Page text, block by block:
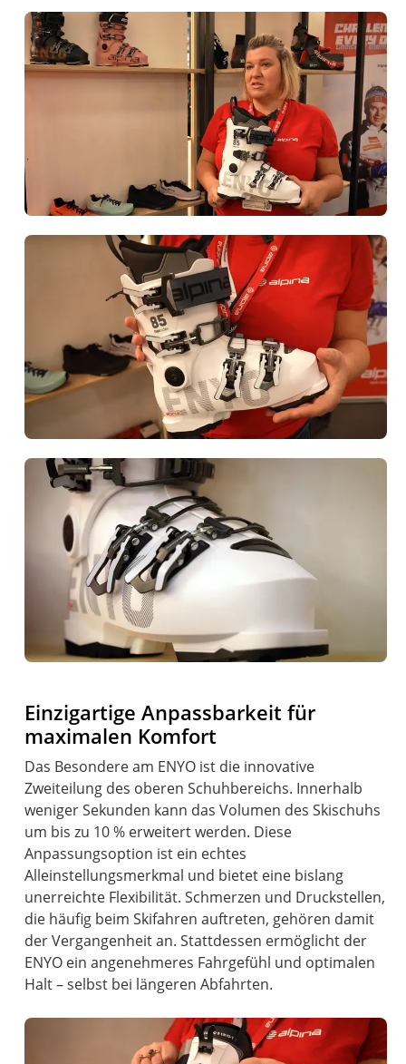
Einzigartige Anpassbarkeit für
maximalen Komfort
Das Besondere am ENYO ist die innovative
Zweiteilung des oberen Schuhbereichs. Innerhalb
weniger Sekunden kann das Volumen des Skischuhs
um bis zu 10 % erweitert werden. Diese
Anpassungsoption ist ein echtes
Alleinstellungsmerkmal und bietet eine bislang
unerreichte Flexibilität. Schmerzen und Druckstellen,
die häufig beim Skifahren auftreten, gehören damit
der Vergangenheit an. Stattdessen ermöglicht der
ENYO ein angenehmeres Fahrgefühl und optimalen
Halt – selbst bei längeren Abfahrten.